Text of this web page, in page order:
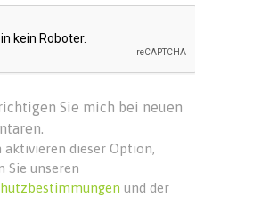
Sie mich bei neuen
aktivieren dieser Option,
Sie unseren
und der